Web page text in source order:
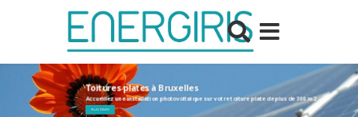
Toitures plates à Bruxelles
Accueillez une installation photovoltaïque sur votre toiture plate de plus de 300 m2
PLUS D'INFO